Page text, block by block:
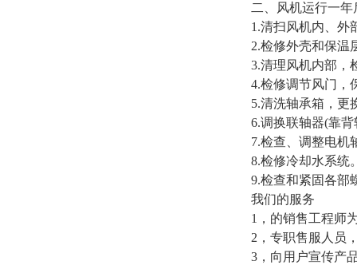
二、风机运行一
1.清扫风机内、外
2.检修外壳和保温
3.清理风机内部，
4.检修调节风门，
5.清洗轴承箱，更
6.调换联轴器(靠
7.检查、调整电机
8.检修冷却水系统
9.检查和紧固各部
我们的服务
1，的销售工程师
2，专职售服人员
3，向用户宣传产